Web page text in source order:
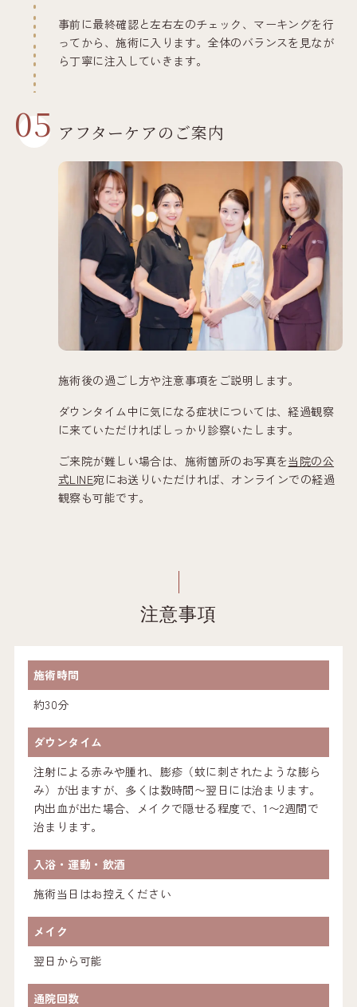
事前に最終確認と左右左のチェック、マーキングを行
ってから、施術に入ります。全体のバランスを見なが
ら丁寧に注入していきます。
05 アフターケアのご案内
施術後の過ごし方や注意事項をご説明します。
ダウンタイム中に気になる症状については、経過観察
に来ていただければしっかり診察いたします。
ご来院が難しい場合は、施術箇所のお写真を当院の公
式LINE宛にお送りいただければ、オンラインでの経過
観察も可能です。
注意事項
施術時間
約30分
ダウンタイム
注射による赤みや腫れ、膨疹（蚊に刺されたような膨ら
み）が出ますが、多くは数時間〜翌日には治まります。
内出血が出た場合、メイクで隠せる程度で、1〜2週間で
治まります。
入浴・運動・飲酒
施術当日はお控えください
メイク
翌日から可能
通院回数